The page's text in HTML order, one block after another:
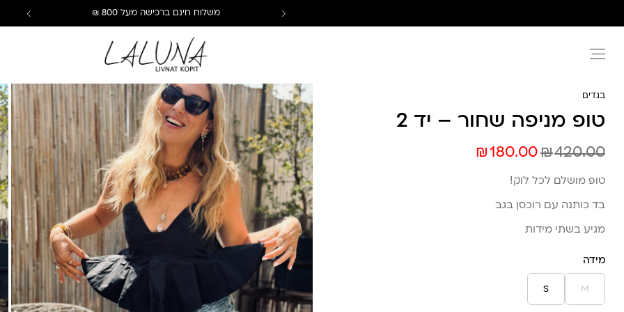
משלוח חינם ברכישה מעל 800 ₪
בגדים
טופ מניפה שחור – יד 2
₪180.00₪420.00
טופ מושלם לכל לוק!
בד כותנה עם רוכסן בגב
מגיע בשתי מידות
מידה
M
S